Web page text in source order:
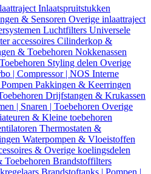
Inlaatspruitstukken
& Sensoren Overige inlaattraject
Luchtfilters Universele
accessoires Cilinderkop &
& Toebehoren Nokkenassen
Styling delen Overige
| Compressor | NOS Interne
Pakkingen & Keerringen
Drijfstangen & Krukassen
| Snaren | Toebehoren Overige
& Kleine toebehoren
Thermostaten &
Waterpompen & Vloeistoffen
& Overige koelingsdelen
Toebehoren Brandstoffilters
Brandstoftanks | Pompen |